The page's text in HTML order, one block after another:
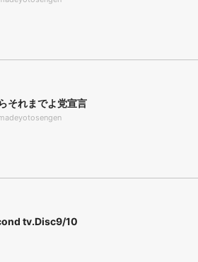
それまでよ党宣言
tv.Disc9/10